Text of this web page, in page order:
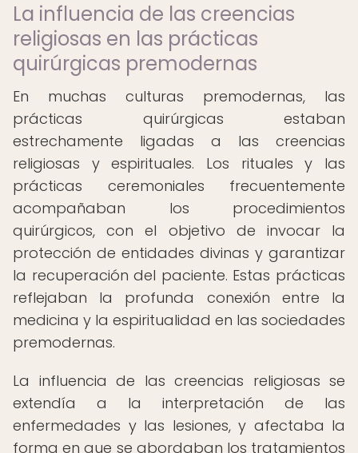
La influencia de las creencias
religiosas en las prácticas
quirúrgicas premodernas
En muchas culturas premodernas, las
prácticas quirúrgicas estaban
estrechamente ligadas a las creencias
religiosas y espirituales. Los rituales y las
prácticas ceremoniales frecuentemente
acompañaban los procedimientos
quirúrgicos, con el objetivo de invocar la
protección de entidades divinas y garantizar
la recuperación del paciente. Estas prácticas
reflejaban la profunda conexión entre la
medicina y la espiritualidad en las sociedades
premodernas.
La influencia de las creencias religiosas se
extendía a la interpretación de las
enfermedades y las lesiones, y afectaba la
forma en que se abordaban los tratamientos